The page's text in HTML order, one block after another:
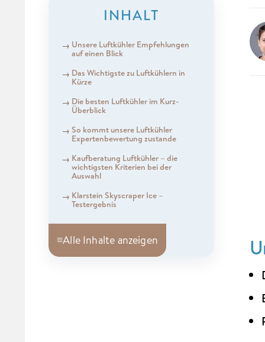
INHALT
Unsere Luftkühler Empfehlungen
auf einen Blick
Das Wichtigste zu Luftkühlern in
Kürze
Die besten Luftkühler im Kurz-
Überblick
So kommt unsere Luftkühler
Expertenbewertung zustande
Kaufberatung Luftkühler – die
wichtigsten Kriterien bei der
Auswahl
Klarstein Skyscraper Ice –
Testergebnis
≡Alle Inhalte anzeigen